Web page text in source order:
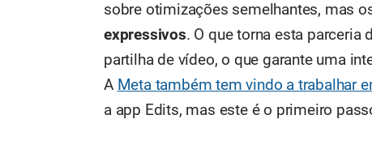
sobre otimizações semelhantes, mas
expressivos. O que torna esta
partilha de vídeo, o que garante uma
A Meta também tem vindo a trabalhar
a app Edits, mas este é o primeiro